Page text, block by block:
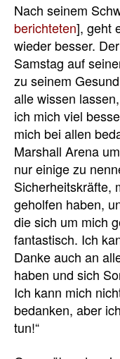
Nach seinem
berichteten], geht
wieder besser.
Samstag auf
zu seinem
alle wissen
ich mich viel
mich bei allen
Marshall Arena
nur einige zu
Sicherheitskräfte,
geholfen haben,
die sich um mich
fantastisch. Ich
Danke auch an
haben und sich
Ich kann mich
bedanken, aber
tun!“